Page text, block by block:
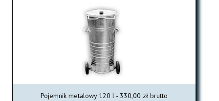
Pojemnik metalowy 120 l - 330,00 zł brutto